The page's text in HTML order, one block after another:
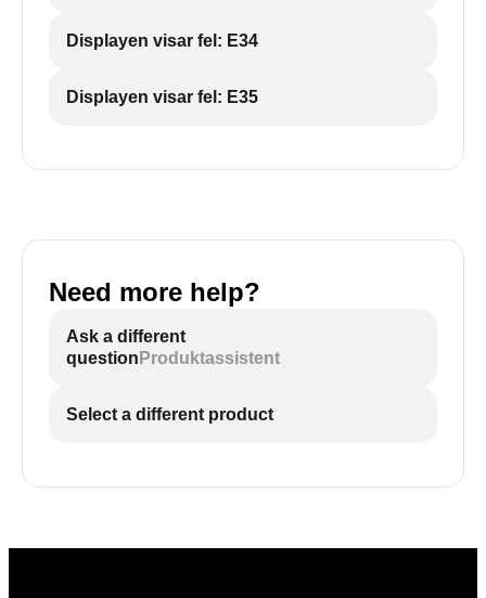
Displayen visar fel: E34
Displayen visar fel: E35
Need more help?
Ask a different
question Produktassistent
Select a different product